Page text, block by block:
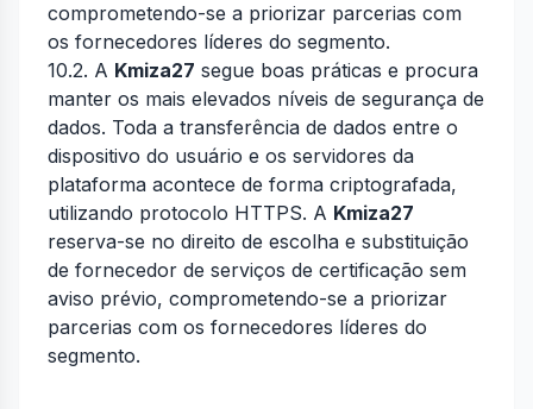
comprometendo-se a priorizar parcerias com
os fornecedores líderes do segmento.
10.2. A Kmiza27 segue boas práticas e procura
manter os mais elevados níveis de segurança de
dados. Toda a transferência de dados entre o
dispositivo do usuário e os servidores da
plataforma acontece de forma criptografada,
utilizando protocolo HTTPS. A Kmiza27
reserva-se no direito de escolha e substituição
de fornecedor de serviços de certificação sem
aviso prévio, comprometendo-se a priorizar
parcerias com os fornecedores líderes do
segmento.